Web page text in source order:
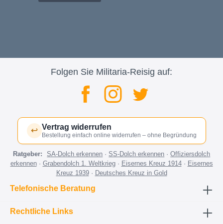
Folgen Sie Militaria-Reisig auf:
↩ Vertrag widerrufen
Bestellung einfach online widerrufen – ohne Begründung
Ratgeber: SA-Dolch erkennen ·SS-Dolch erkennen ·Offiziersdolch
erkennen· Grabendolch 1. Weltkrieg· Eisernes Kreuz 1914· Eisernes
Kreuz 1939· Deutsches Kreuz in Gold
Telefonische Beratung
Rechtliche Links